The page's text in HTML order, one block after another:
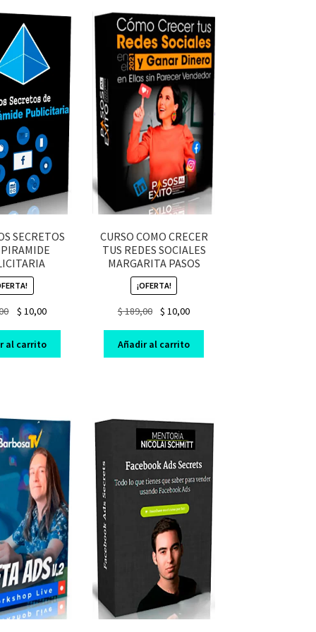
SECRETOS
Original
was:
$ 179,00.
$ 10,00Current
is:
$ 10,00.
al carrito
CURSO COMO CRECER
TUS REDES SOCIALES
MARGARITA PASOS
¡OFERTA!
$189,00
Original
was:
$ 189,00.
$ 10,00Current
is:
$ 10,00.
Añadir al carrito